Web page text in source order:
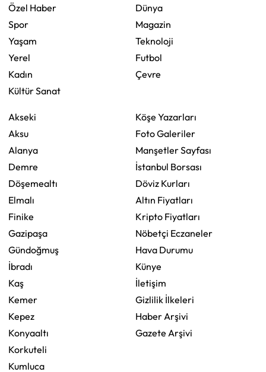
Özel Haber
Spor
Yaşam
Yerel
Kadın
Kültür Sanat
Dünya
Magazin
Teknoloji
Futbol
Çevre
Akseki
Aksu
Alanya
Demre
Döşemealtı
Elmalı
Finike
Gazipaşa
Gündoğmuş
İbradı
Kaş
Kemer
Kepez
Konyaaltı
Korkuteli
Kumluca
Köşe Yazarları
Foto Galeriler
Manşetler Sayfası
İstanbul Borsası
Döviz Kurları
Altın Fiyatları
Kripto Fiyatları
Nöbetçi Eczaneler
Hava Durumu
Künye
İletişim
Gizlilik İlkeleri
Haber Arşivi
Gazete Arşivi